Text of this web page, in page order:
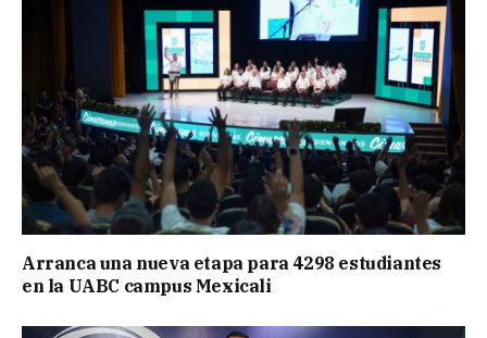
Arranca una nueva etapa para 4298 estudiantes
en la UABC campus Mexicali